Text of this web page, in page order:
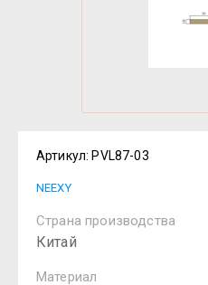
Артикул: PVL87-03
NEEXY
Страна производства
Китай
Материал